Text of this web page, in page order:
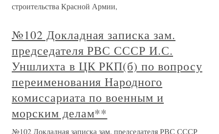
строительства Красной Армии,
№102 Докладная записка зам.
председателя РВС СССР И.С.
Уншлихта в ЦК РКП(б) по вопросу
переименования Народного
комиссариата по военным и
морским делам**
№102 Докладная записка зам. председателя РВС СССР